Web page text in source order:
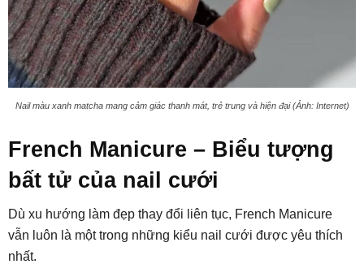
Nail màu xanh matcha mang cảm giác thanh mát, trẻ trung và hiện đại (Ảnh: Internet)
French Manicure – Biểu tượng
bất tử của nail cưới
Dù xu hướng làm đẹp thay đổi liên tục, French Manicure
vẫn luôn là một trong những kiểu nail cưới được yêu thích
nhất.